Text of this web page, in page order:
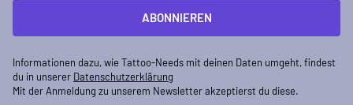
ABONNIEREN
Informationen dazu, wie Tattoo-Needs mit deinen Daten umgeht, findest
du in unserer Datenschutzerklärung
Mit der Anmeldung zu unserem Newsletter akzeptierst du diese.